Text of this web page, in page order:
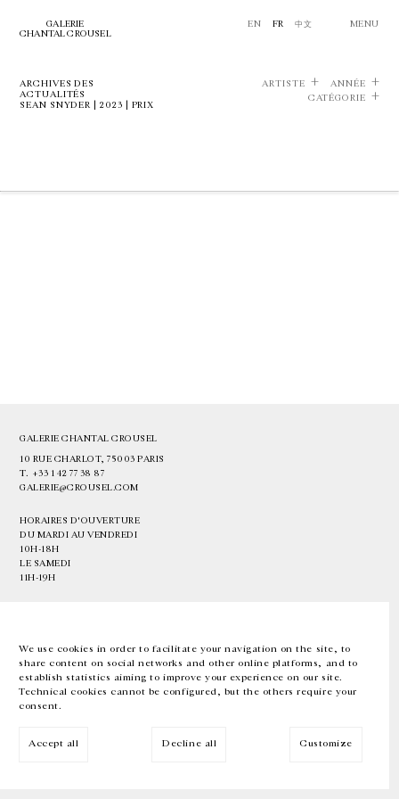
We use cookies in order to facilitate your navigation on the site, to
share content on social networks and other online platforms, and to
establish statistics aiming to improve your experience on our site.
Technical cookies cannot be configured, but the others require your
consent.
Accept all Decline all Customize
GALERIE
CHANTAL CROUSEL
EN FR 中文 MENU
ARCHIVES DES
ACTUALITÉS
SEAN SNYDER | 2023 | PRIX
ARTISTE
ANNÉE
CATÉGORIE
GALERIE CHANTAL CROUSEL
10 RUE CHARLOT, 75003 PARIS
T. +33 1 42 77 38 87
GALERIE@CROUSEL.COM
HORAIRES D'OUVERTURE
DU MARDI AU VENDREDI
10H-18H
LE SAMEDI
11H-19H
EN FR 中文 Facebook Instagram
Inscrivez-vous à notre newsletter